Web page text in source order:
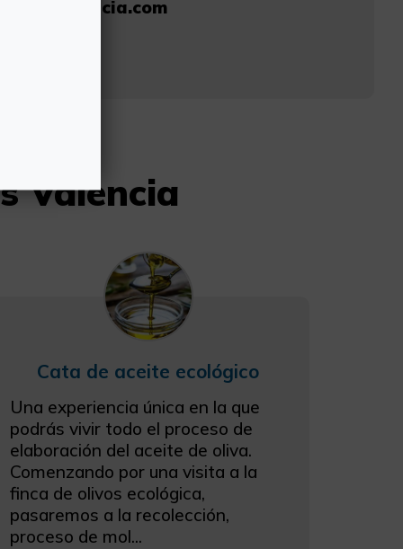
Valencia
Cata de aceite ecológico
Una experiencia única en la que
podrás vivir todo el proceso de
elaboración del aceite de oliva.
Comenzando por una visita a la
finca de olivos ecológica,
pasaremos a la recolección,
proceso de mol...